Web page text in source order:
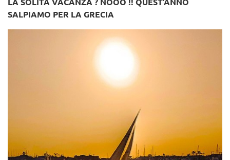
SALPIAMO PER LA GRECIA